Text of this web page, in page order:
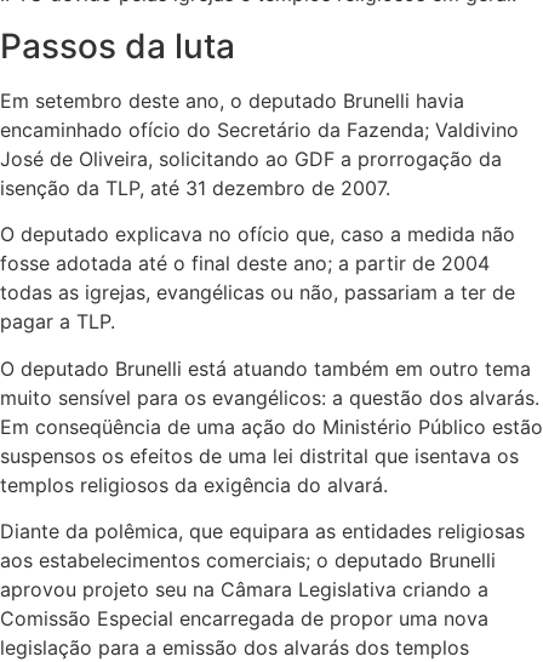
Passos da luta
Em setembro deste ano, o deputado Brunelli havia
encaminhado ofício do Secretário da Fazenda; Valdivino
José de Oliveira, solicitando ao GDF a prorrogação da
isenção da TLP, até 31 dezembro de 2007.
O deputado explicava no ofício que, caso a medida não
fosse adotada até o final deste ano; a partir de 2004
todas as igrejas, evangélicas ou não, passariam a ter de
pagar a TLP.
O deputado Brunelli está atuando também em outro tema
muito sensível para os evangélicos: a questão dos alvarás.
Em conseqüência de uma ação do Ministério Público estão
suspensos os efeitos de uma lei distrital que isentava os
templos religiosos da exigência do alvará.
Diante da polêmica, que equipara as entidades religiosas
aos estabelecimentos comerciais; o deputado Brunelli
aprovou projeto seu na Câmara Legislativa criando a
Comissão Especial encarregada de propor uma nova
legislação para a emissão dos alvarás dos templos